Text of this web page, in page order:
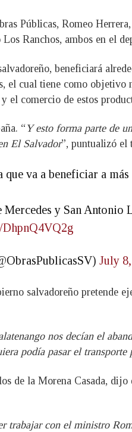
Públicas, Romeo
Ranchos, ambos en el
beneficiará
el cual tiene como objetivo
el comercio de estos
“Y esto forma parte de
El Salvador”, puntualizó el
va a beneficiar a más
y San Antonio
July
salvadoreño pretende
nos decían el
podía pasar el transporte
de la Morena Casada,
trabajar con el ministro